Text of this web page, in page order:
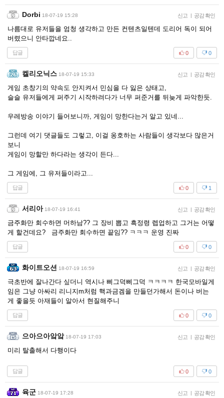
Dorbi 18-07-19 15:28 신고 | 공감 확인
나름대로 유저들을 엄청 생각하고 만든 컨텐츠일텐데 도리어 독이 되어
버렸으니 안타깝네요..
답글 0
0
켈리오닉스 18-07-19 15:33 신고 | 공감 확인
게임 초창기의 약속도 안지켜서 민심을 다 잃은 상태고,
슬슬 유저들에게 퍼주기 시작하려다가 너무 퍼준거를 뒤늦게 파악한듯.
우레방송 이야기 들어보니까, 게임이 망한다는거 알고 있네...
그런데 여기 댓글들도 그렇고, 이걸 옹호하는 사람들이 생각보다 많은거
보니
게임이 망할만 하다라는 생각이 든다...
그 게임에, 그 유저들이라고...
답글 1
0
서리아 18-07-19 16:41 신고 | 공감 확인
금주화만 회수하면 머하남?? 그 장비 뽑고 흑정령 렙업하고 그거는 어떻
게 할건데요? 금주화만 회수하면 끝임?? ㅋㅋㅋ 운영 진짜
답글 0
0
화이트오션 18-07-19 16:59 신고 | 공감 확인
극초반에 잘나간다 싶더니 역시나 삐그덕삐그덕 ㅋㅋㅋㅋ 한국모바일게
임은 그냥 아싸리 리니지m처럼 핵과금겜을 만들던가해서 돈이나 버는
게 좋을듯 아재들이 알아서 현질해주니
답글 0
0
으아으아앜앜 18-07-19 17:03 신고 | 공감 확인
미리 탈출해서 다행이다
답글 0
0
육군 18-07-19 17:28 신고 | 공감 확인